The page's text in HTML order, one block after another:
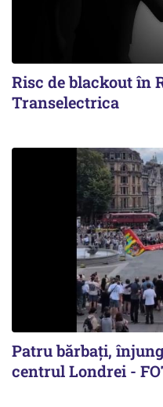
Risc de blackout în
Transelectrica
Patru bărbați,
centrul Londrei -